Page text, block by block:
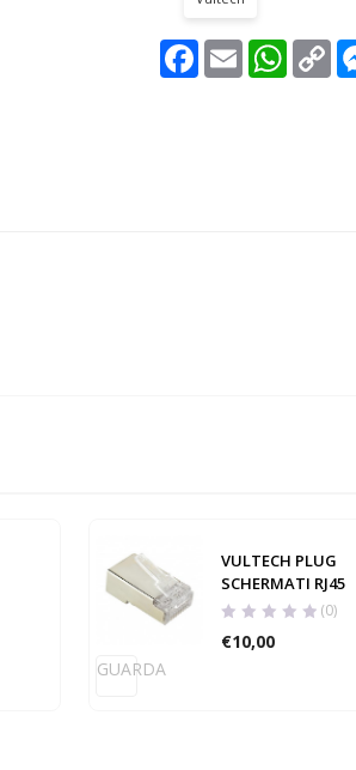
Facebook
Email
GUARDA
VULTECH PLUG
SCHERMATI RJ45
(0)
€10,00